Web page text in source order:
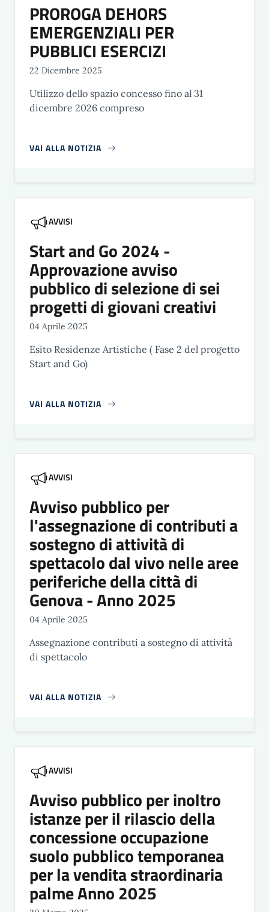
PROROGA DEHORS
EMERGENZIALI PER
PUBBLICI ESERCIZI
22 Dicembre 2025
Utilizzo dello spazio concesso fino al 31
dicembre 2026 compreso
VAI ALLA NOTIZIA
AVVISI
Start and Go 2024 -
Approvazione avviso
pubblico di selezione di sei
progetti di giovani creativi
04 Aprile 2025
Esito Residenze Artistiche ( Fase 2 del progetto
Start and Go)
VAI ALLA NOTIZIA
AVVISI
Avviso pubblico per
l'assegnazione di contributi a
sostegno di attività di
spettacolo dal vivo nelle aree
periferiche della città di
Genova - Anno 2025
04 Aprile 2025
Assegnazione contributi a sostegno di attività
di spettacolo
VAI ALLA NOTIZIA
AVVISI
Avviso pubblico per inoltro
istanze per il rilascio della
concessione occupazione
suolo pubblico temporanea
per la vendita straordinaria
palme Anno 2025